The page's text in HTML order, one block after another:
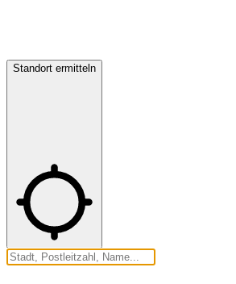
Standort ermitteln